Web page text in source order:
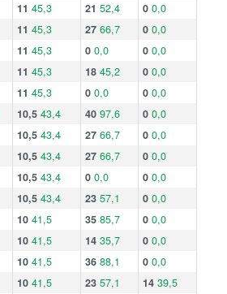
11 45,3 21 52,4 0 0,0
11 45,3 27 66,7 0 0,0
11 45,3 0 0,0 0 0,0
11 45,3 18 45,2 0 0,0
11 45,3 0 0,0 0 0,0
10,5 43,4 40 97,6 0 0,0
10,5 43,4 27 66,7 0 0,0
10,5 43,4 27 66,7 0 0,0
10,5 43,4 0 0,0 0 0,0
10,5 43,4 23 57,1 0 0,0
10 41,5 35 85,7 0 0,0
10 41,5 14 35,7 0 0,0
10 41,5 36 88,1 0 0,0
10 41,5 23 57,1 14 39,5